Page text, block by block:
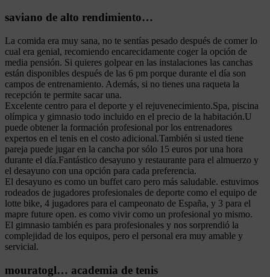
saviano de alto rendimiento…
La comida era muy sana, no te sentías pesado después de comer lo
cual era genial, recomiendo encarecidamente coger la opción de
media pensión. Si quieres golpear en las instalaciones las canchas
están disponibles después de las 6 pm porque durante el día son
campos de entrenamiento. Además, si no tienes una raqueta la
recepción te permite sacar una.
Excelente centro para el deporte y el rejuvenecimiento.Spa, piscina
olímpica y gimnasio todo incluido en el precio de la habitación.U
puede obtener la formación profesional por los entrenadores
expertos en el tenis en el costo adicional.También si usted tiene
pareja puede jugar en la cancha por sólo 15 euros por una hora
durante el día.Fantástico desayuno y restaurante para el almuerzo y
el desayuno con una opción para cada preferencia.
El desayuno es como un buffet caro pero más saludable. estuvimos
rodeados de jugadores profesionales de deporte como el equipo de
lotte bike, 4 jugadores para el campeonato de España, y 3 para el
mapre future open. es como vivir como un profesional yo mismo.
El gimnasio también es para profesionales y nos sorprendió la
complejidad de los equipos, pero el personal era muy amable y
servicial.
mouratogl… academia de tenis